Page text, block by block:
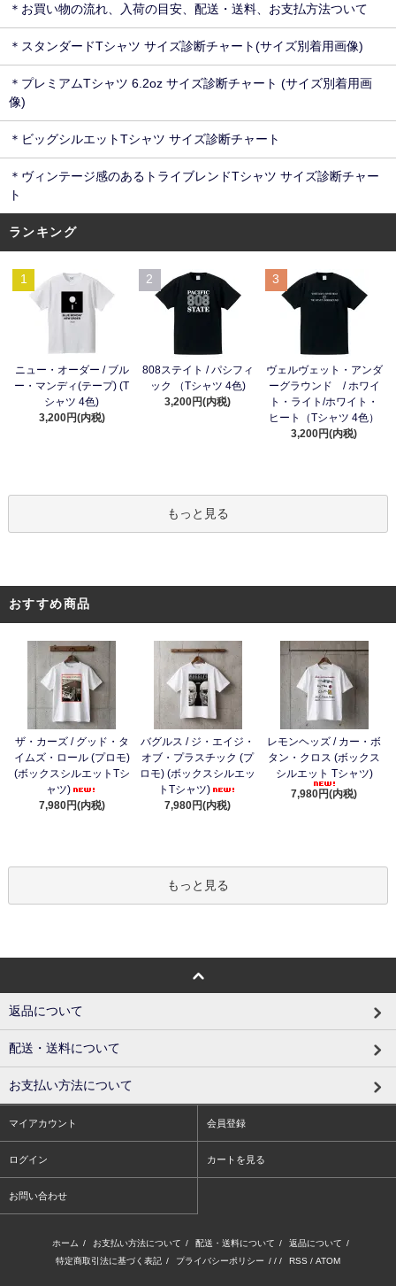
＊お買い物の流れ、入荷の目安、配送・送料、お支払方法ついて
＊スタンダードTシャツ サイズ診断チャート(サイズ別着用画像)
＊プレミアムTシャツ 6.2oz サイズ診断チャート (サイズ別着用画
像)
＊ビッグシルエットTシャツ サイズ診断チャート
＊ヴィンテージ感のあるトライブレンドTシャツ サイズ診断チャー
ト
ランキング
1
ニュー・オーダー / ブル
ー・マンディ(テープ) (T
シャツ 4色)
3,200円(内税)
2
808ステイト / パシフィ
ック （Tシャツ 4色)
3,200円(内税)
3
ヴェルヴェット・アンダ
ーグラウンド / ホワイ
ト・ライト/ホワイト・
ヒート（Tシャツ 4色）
3,200円(内税)
もっと見る
おすすめ商品
ザ・カーズ / グッド・タ
イムズ・ロール (プロモ)
(ボックスシルエットTシ
ャツ)
7,980円(内税)
バグルス / ジ・エイジ・
オブ・プラスチック (プ
ロモ) (ボックスシルエッ
トTシャツ)
7,980円(内税)
レモンヘッズ / カー・ボ
タン・クロス (ボックス
シルエット Tシャツ)
7,980円(内税)
もっと見る
返品について
配送・送料について
お支払い方法について
マイアカウント 会員登録
ログイン カートを見る
お問い合わせ
ホーム / お支払い方法について / 配送・送料について / 返品について /
特定商取引法に基づく表記 / プライバシーポリシー / / / RSS / ATOM